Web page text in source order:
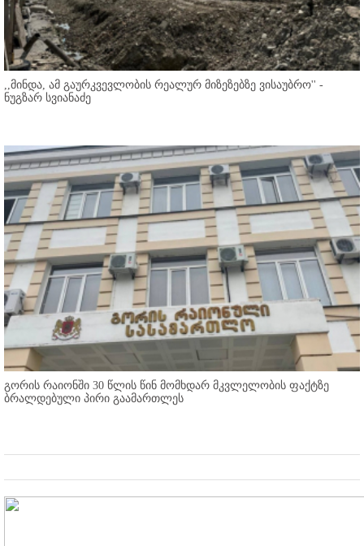
,,მინდა, ამ გაურკვევლობის რეალურ მიზეზებზე ვისაუბრო'' -
ნუგზარ სვიანაძე
გორის რაიონში 30 წლის წინ მომხდარ მკვლელობის ფაქტზე
ბრალდებული პირი გაამართლეს